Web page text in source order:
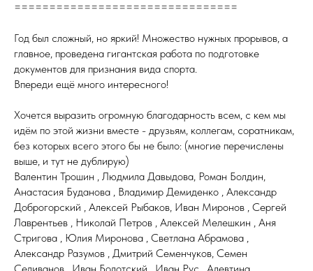
================================
Год был сложный, но яркий! Множество нужных прорывов, а
главное, проведена гигантская работа по подготовке
документов для признания вида спорта.
Впереди ещё много интересного!
Хочется выразить огромную благодарность всем, с кем мы
идём по этой жизни вместе - друзьям, коллегам, соратникам,
без которых всего этого бы не было: (многие перечислены
выше, и тут не дублирую)
Валентин Трошин , Людмила Давыдова, Роман Болдин,
Анастасия Буданова , Владимир Демиденко , Александр
Доброгорский , Алексей Рыбаков, Иван Миронов , Сергей
Лаврентьев , Николай Петров , Алексей Мелешкин , Аня
Стригова , Юлия Миронова , Светлана Абрамова ,
Александр Разумов , Дмитрий Семенчуков, Семен